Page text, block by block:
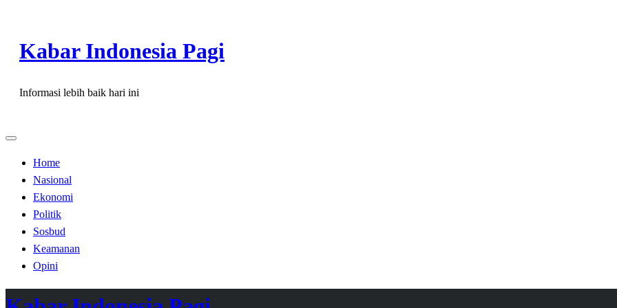
content
Kabar Indonesia Pagi
Informasi lebih baik hari ini
Home
Nasional
Ekonomi
Politik
Sosbud
Keamanan
Opini